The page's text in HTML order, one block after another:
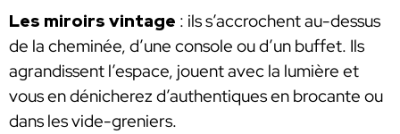
Les miroirs vintage : ils s’accrochent au-dessus
de la cheminée, d’une console ou d’un buffet. Ils
agrandissent l’espace, jouent avec la lumière et
vous en dénicherez d’authentiques en brocante ou
dans les vide-greniers.